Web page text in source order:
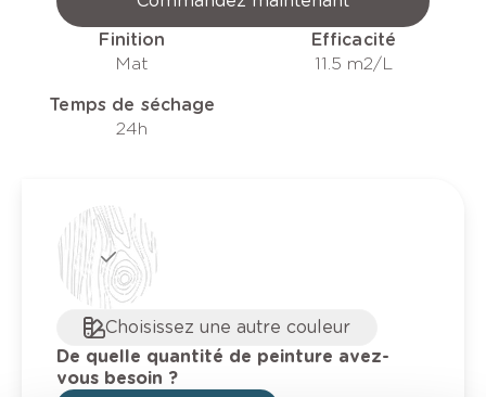
Finition
Mat
Efficacité
11.5 m2/L
Temps de séchage
24h
Choisissez une autre couleur
De quelle quantité de peinture avez-
vous besoin ?